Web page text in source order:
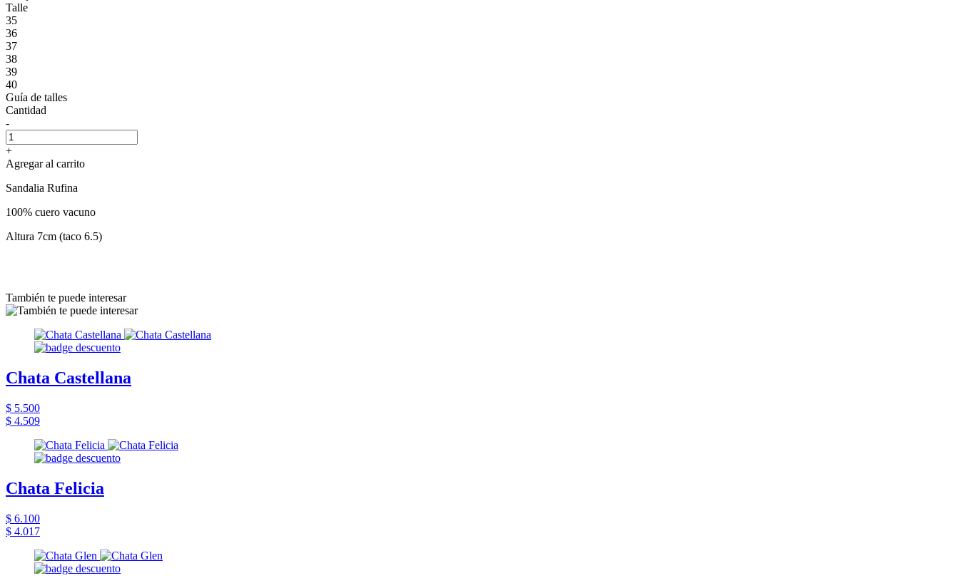
Talle
35
36
37
38
39
40
Guía de talles
Cantidad
-
+
Agregar al carrito
Sandalia Rufina
100% cuero vacuno
Altura 7cm (taco 6.5)
También te puede interesar
Chata Castellana
$ 5.500
$ 4.509
Chata Felicia
$ 6.100
$ 4.017